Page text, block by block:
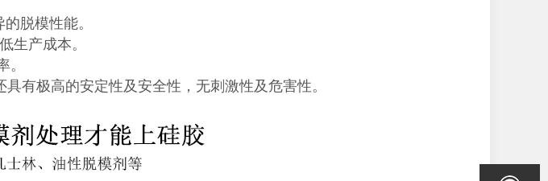
脱模性能。
生产成本。
有极高的安定性及安全性，无刺激性及危害性。